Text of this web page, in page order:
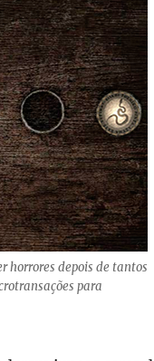
horrores depois de tantos
para